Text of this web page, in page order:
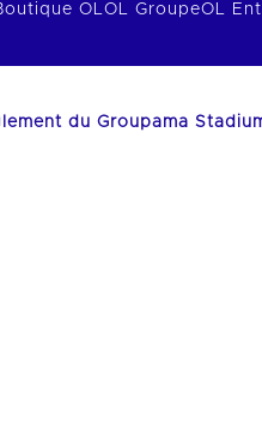
OLOL GroupeOL
du Groupama